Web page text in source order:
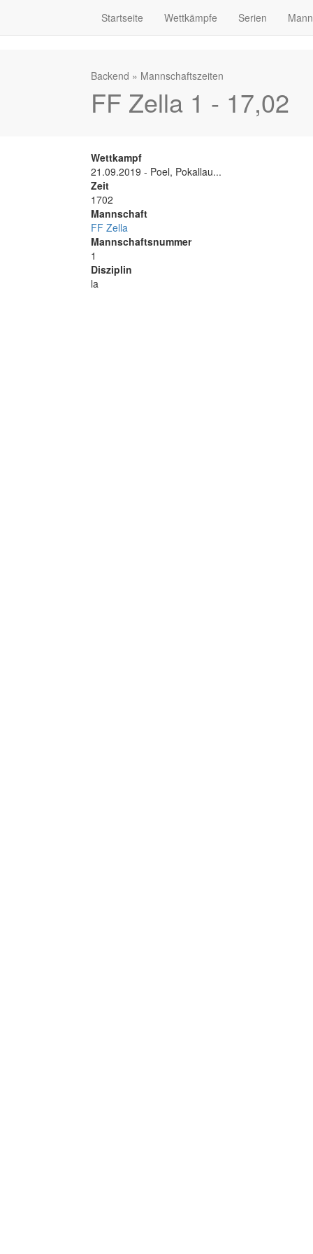
Startseite Wettkämpfe Serien
Backend » Mannschaftszeiten
FF Zella 1 - 17,02
Wettkampf
21.09.2019 - Poel, Pokallau...
Zeit
1702
Mannschaft
FF Zella
Mannschaftsnummer
1
Disziplin
la